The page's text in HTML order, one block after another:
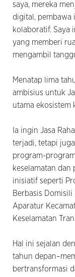
saya, mereka
digital, pembawa
kolaboratif. Saya
yang memberi
mengambil
Menatap lima
ambisius untuk
utama ekosistem
Ia ingin Jasa
terjadi, tetapi
program-
keselamatan dan
inisiatif seperti
Berbasis Domisili
Aparatur
Keselamatan
Hal ini sejalan
tahun
bertransformasi